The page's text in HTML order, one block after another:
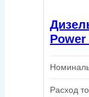
Power
Расход